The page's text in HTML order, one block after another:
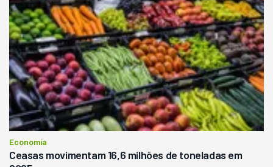
Economia
Ceasas movimentam 16,6 milhões de toneladas em